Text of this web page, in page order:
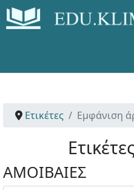
Ετικέτες Εμφάνιση
ΑΜΟΙΒΑΙΕΣ